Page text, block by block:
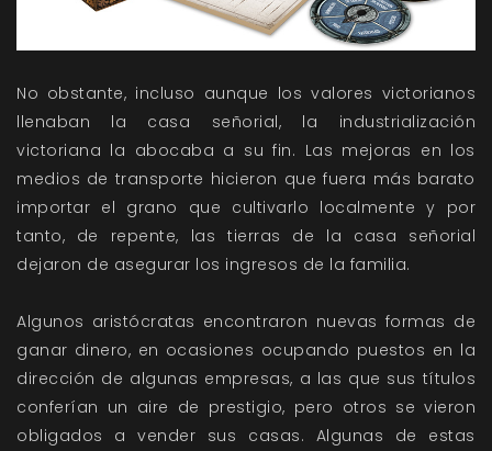
No obstante, incluso aunque los valores victorianos
llenaban la casa señorial, la industrialización
victoriana la abocaba a su fin. Las mejoras en los
medios de transporte hicieron que fuera más barato
importar el grano que cultivarlo localmente y por
tanto, de repente, las tierras de la casa señorial
dejaron de asegurar los ingresos de la familia.
Algunos aristócratas encontraron nuevas formas de
ganar dinero, en ocasiones ocupando puestos en la
dirección de algunas empresas, a las que sus títulos
conferían un aire de prestigio, pero otros se vieron
obligados a vender sus casas. Algunas de estas